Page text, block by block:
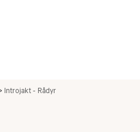
Introjakt - Rådyr